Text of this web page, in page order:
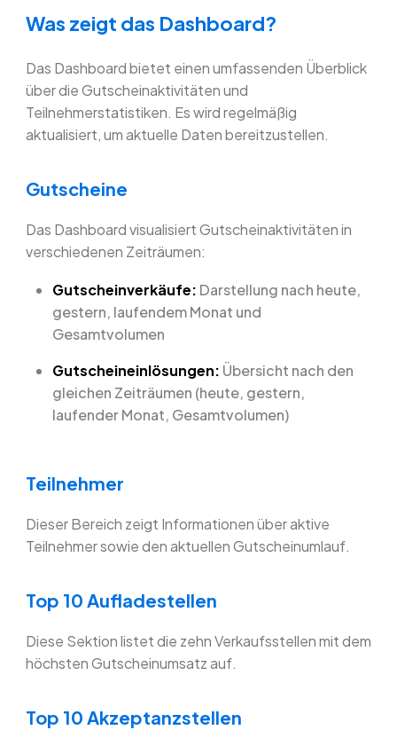
Was zeigt das Dashboard?
Das Dashboard bietet einen umfassenden Überblick
über die Gutscheinaktivitäten und
Teilnehmerstatistiken. Es wird regelmäßig
aktualisiert, um aktuelle Daten bereitzustellen.
Gutscheine
Das Dashboard visualisiert Gutscheinaktivitäten in
verschiedenen Zeiträumen:
Gutscheinverkäufe: Darstellung nach heute,
gestern, laufendem Monat und
Gesamtvolumen
Gutscheineinlösungen: Übersicht nach den
gleichen Zeiträumen (heute, gestern,
laufender Monat, Gesamtvolumen)
Teilnehmer
Dieser Bereich zeigt Informationen über aktive
Teilnehmer sowie den aktuellen Gutscheinumlauf.
Top 10 Aufladestellen
Diese Sektion listet die zehn Verkaufsstellen mit dem
höchsten Gutscheinumsatz auf.
Top 10 Akzeptanzstellen